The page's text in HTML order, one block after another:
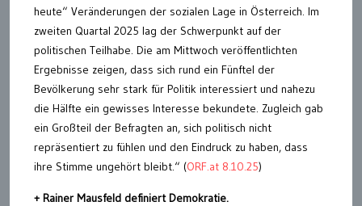
heute“ Veränderungen der sozialen Lage in Österreich. Im
zweiten Quartal 2025 lag der Schwerpunkt auf der
politischen Teilhabe. Die am Mittwoch veröffentlichten
Ergebnisse zeigen, dass sich rund ein Fünftel der
Bevölkerung sehr stark für Politik interessiert und nahezu
die Hälfte ein gewisses Interesse bekundete. Zugleich gab
ein Großteil der Befragten an, sich politisch nicht
repräsentiert zu fühlen und den Eindruck zu haben, dass
ihre Stimme ungehört bleibt.“ (ORF.at 8.10.25)
+ Rainer Mausfeld definiert Demokratie.